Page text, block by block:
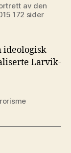
av den
172 sider
ideologisk
Larvik-